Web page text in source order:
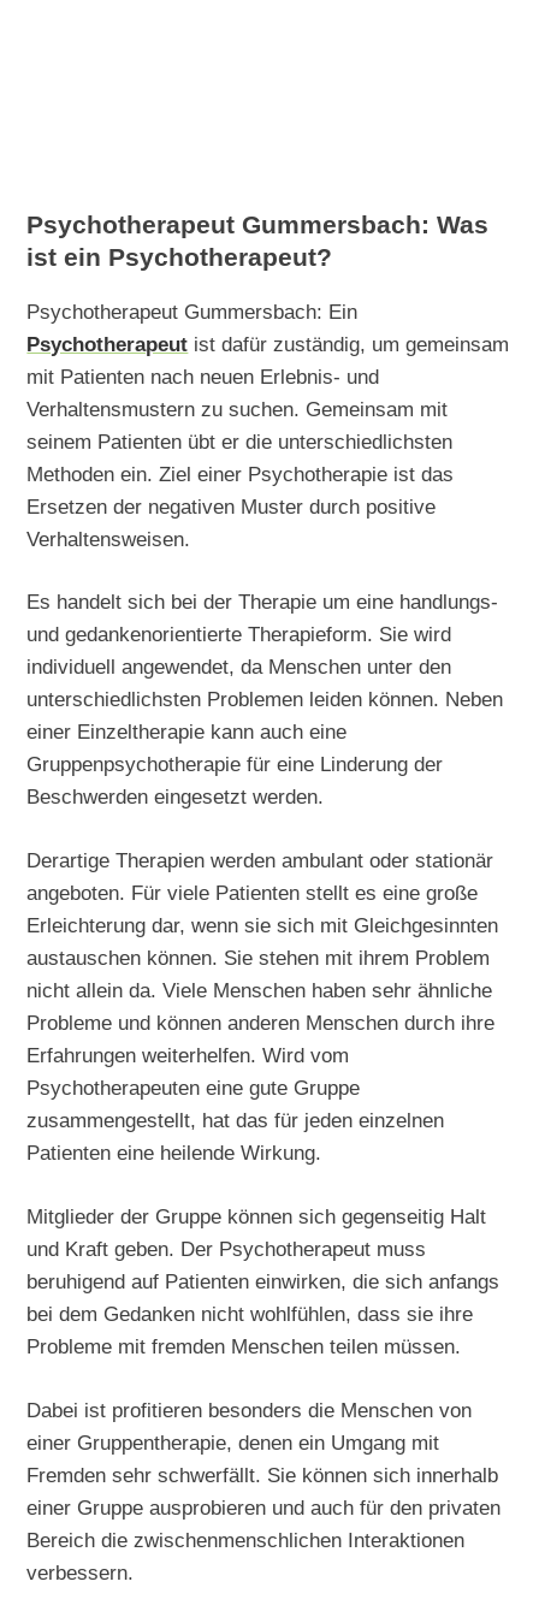
Psychotherapeut Gummersbach: Was
ist ein Psychotherapeut?
Psychotherapeut Gummersbach: Ein
Psychotherapeut ist dafür zuständig, um gemeinsam
mit Patienten nach neuen Erlebnis- und
Verhaltensmustern zu suchen. Gemeinsam mit
seinem Patienten übt er die unterschiedlichsten
Methoden ein. Ziel einer Psychotherapie ist das
Ersetzen der negativen Muster durch positive
Verhaltensweisen.
Es handelt sich bei der Therapie um eine handlungs-
und gedankenorientierte Therapieform. Sie wird
individuell angewendet, da Menschen unter den
unterschiedlichsten Problemen leiden können. Neben
einer Einzeltherapie kann auch eine
Gruppenpsychotherapie für eine Linderung der
Beschwerden eingesetzt werden.
Derartige Therapien werden ambulant oder stationär
angeboten. Für viele Patienten stellt es eine große
Erleichterung dar, wenn sie sich mit Gleichgesinnten
austauschen können. Sie stehen mit ihrem Problem
nicht allein da. Viele Menschen haben sehr ähnliche
Probleme und können anderen Menschen durch ihre
Erfahrungen weiterhelfen. Wird vom
Psychotherapeuten eine gute Gruppe
zusammengestellt, hat das für jeden einzelnen
Patienten eine heilende Wirkung.
Mitglieder der Gruppe können sich gegenseitig Halt
und Kraft geben. Der Psychotherapeut muss
beruhigend auf Patienten einwirken, die sich anfangs
bei dem Gedanken nicht wohlfühlen, dass sie ihre
Probleme mit fremden Menschen teilen müssen.
Dabei ist profitieren besonders die Menschen von
einer Gruppentherapie, denen ein Umgang mit
Fremden sehr schwerfällt. Sie können sich innerhalb
einer Gruppe ausprobieren und auch für den privaten
Bereich die zwischenmenschlichen Interaktionen
verbessern.